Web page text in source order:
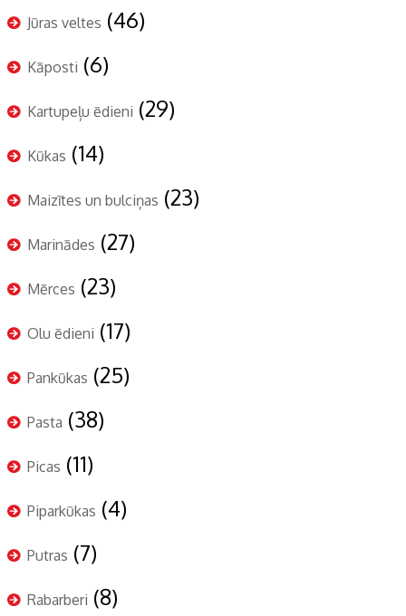
Jūras veltes (46)
Kāposti (6)
Kartupeļu ēdieni (29)
Kūkas (14)
Maizītes un bulciņas (23)
Marinādes (27)
Mērces (23)
Olu ēdieni (17)
Pankūkas (25)
Pasta (38)
Picas (11)
Piparkūkas (4)
Putras (7)
Rabarberi (8)